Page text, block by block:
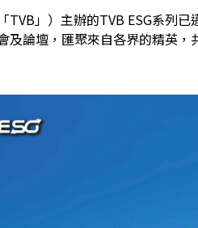
TVB」）主辦的TVB ESG系列
及論壇，匯聚來自各界的精英